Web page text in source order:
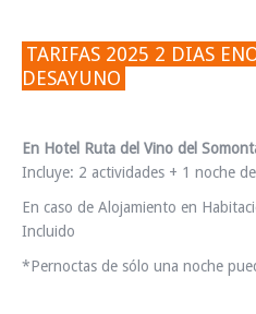
TARIFAS 2025 2 DIAS
DESAYUNO
En Hotel Ruta del Vino del
Incluye: 2 actividades + 1 noche
En caso de Alojamiento en
Incluido
*Pernoctas de sólo una noche